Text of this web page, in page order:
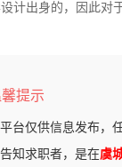
计出身的，因此对
提示
台仅供信息发布，
知求职者，是在虞